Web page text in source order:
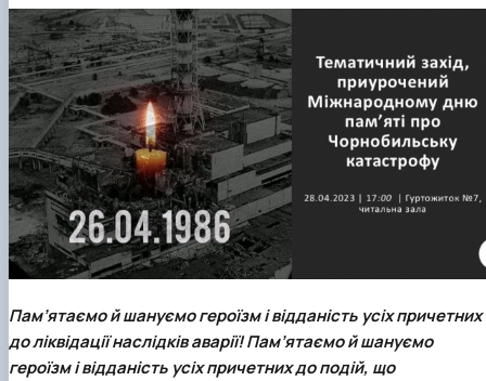
Пам’ятаємо й шануємо героїзм і відданість усіх причетних
до ліквідації наслідків аварії! Пам’ятаємо й шануємо
героїзм і відданість усіх причетних до подій, що